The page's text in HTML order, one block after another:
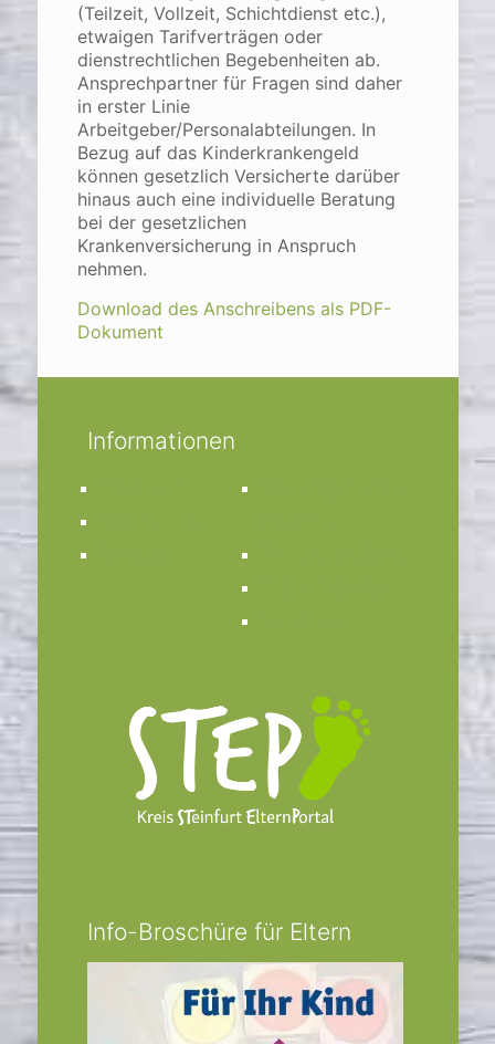
(Teilzeit, Vollzeit, Schichtdienst etc.),
etwaigen Tarifverträgen oder
dienstrechtlichen Begebenheiten ab.
Ansprechpartner für Fragen sind daher
in erster Linie
Arbeitgeber/Personalabteilungen. In
Bezug auf das Kinderkrankengeld
können gesetzlich Versicherte darüber
hinaus auch eine individuelle Beratung
bei der gesetzlichen
Krankenversicherung in Anspruch
nehmen.
Download des Anschreibens als PDF-
Dokument
Informationen
Info-Broschüre für Eltern